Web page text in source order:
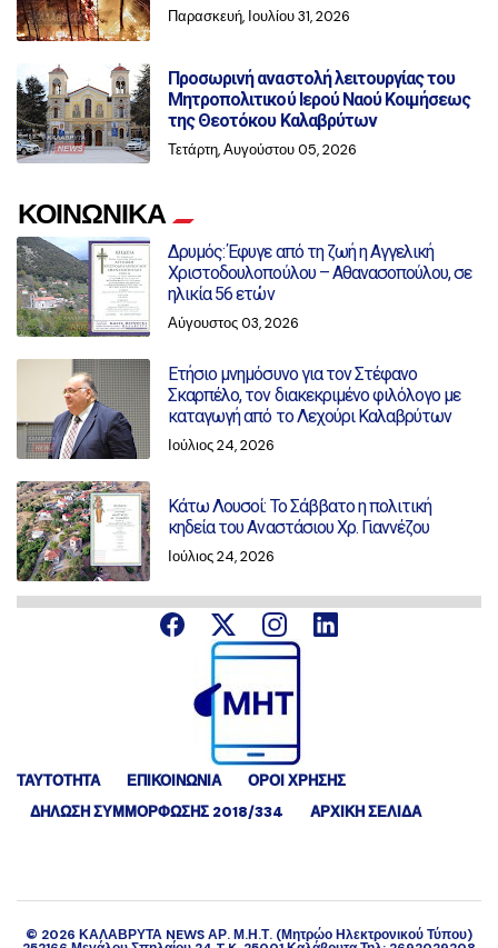
Παρασκευή, Ιουλίου 31, 2026
Προσωρινή αναστολή λειτουργίας του
Μητροπολιτικού Ιερού Ναού Κοιμήσεως
της Θεοτόκου Καλαβρύτων
Τετάρτη, Αυγούστου 05, 2026
ΚΟΙΝΩΝΙΚΑ
Δρυμός: Έφυγε από τη ζωή η Αγγελική
Χριστοδουλοπούλου – Αθανασοπούλου, σε
ηλικία 56 ετών
Αύγουστος 03, 2026
Ετήσιο μνημόσυνο για τον Στέφανο
Σκαρπέλο, τον διακεκριμένο φιλόλογο με
καταγωγή από το Λεχούρι Καλαβρύτων
Ιούλιος 24, 2026
Κάτω Λουσοί: Το Σάββατο η πολιτική
κηδεία του Αναστάσιου Χρ. Γιαννέζου
Ιούλιος 24, 2026
ΤΑΥΤΟΤΗΤΑ ΕΠΙΚΟΙΝΩΝΙΑ
ΟΡΟΙ ΧΡΗΣΗΣ
ΔΉΛΩΣΗ ΣΥΜΜΌΡΦΩΣΗΣ 2018/334
ΑΡΧΙΚΗ ΣΕΛΙΔΑ
© 2026 ΚΑΛΑΒΡΥΤΑ NEWS ΑΡ. Μ.Η.Τ. (Μητρώο Ηλεκτρονικού Τύπου)